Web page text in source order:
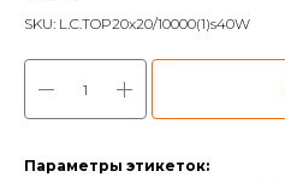
SKU: L.C.TOP20x20/10000(1)s40W
Параметры этикеток: